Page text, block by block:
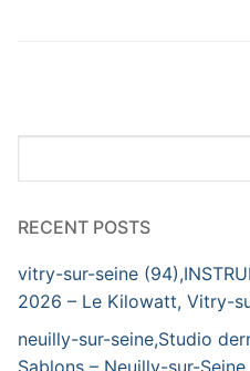
RECENT POSTS
vitry-sur-seine
2026 – Le Kilowatt, Vitry-
neuilly-sur-seine,Studio